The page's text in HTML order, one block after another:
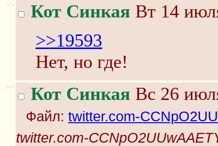
>> Кот Синкая Вт 14
>>19593
Нет, но где!
>> Кот Синкая Вс 26
Файл: twitter.com-
twitter.com-